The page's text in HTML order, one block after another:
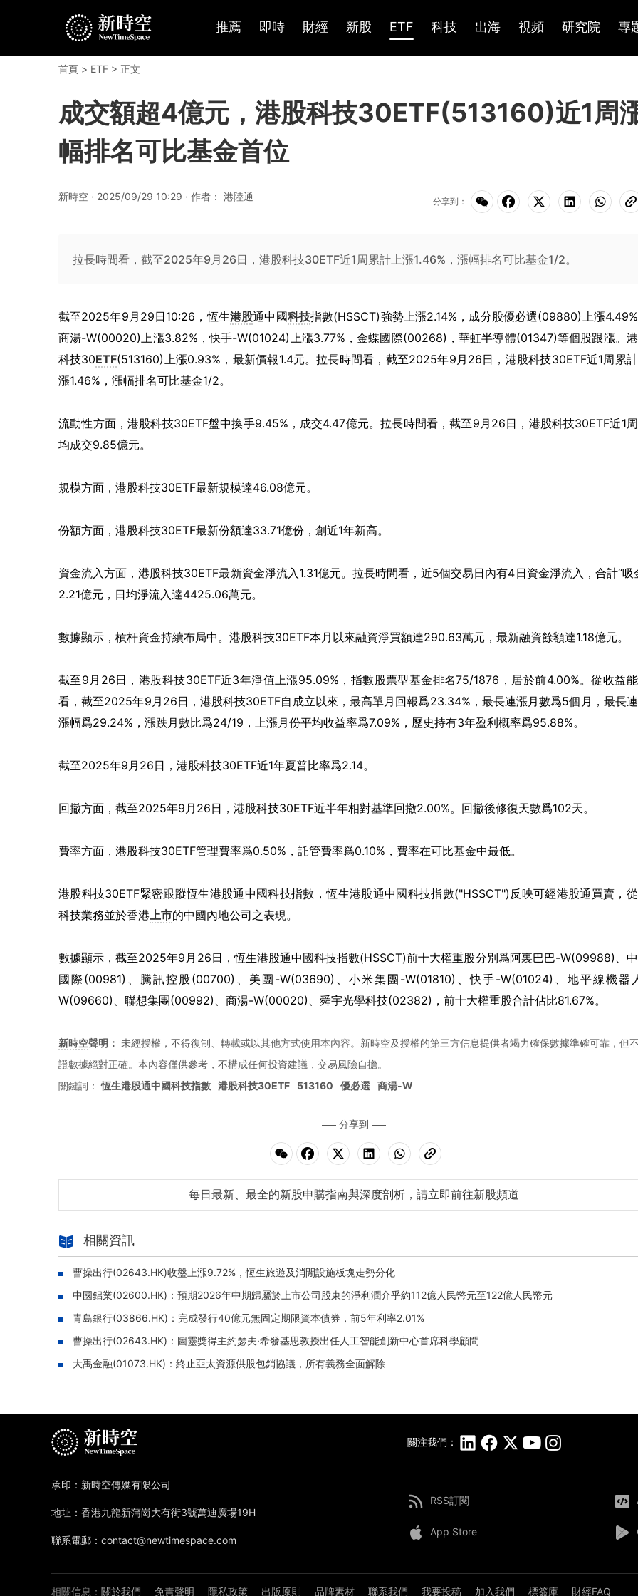
推薦 即時 財經 新股 ETF 科技 出海 視頻 研究院 專
首頁 > ETF > 正文
成交額超4億元，港股科技30ETF(513160)近1周
幅排名可比基金首位
新時空 · 2025/09/29 10:29 · 作者： 港陸通 分享到：
拉長時間看，截至2025年9月26日，港股科技30ETF近1周累計上漲1.46%，漲幅排名可比基金1/2。
截至2025年9月29日10:26，恆生港股通中國科技指數(HSSCT)強勢上漲2.14%，成分股優必選(09880)上漲4.49%
商湯-W(00020)上漲3.82%，快手-W(01024)上漲3.77%，金蝶國際(00268)，華虹半導體(01347)等個股跟漲。
科技30ETF(513160)上漲0.93%，最新價報1.4元。拉長時間看，截至2025年9月26日，港股科技30ETF近1周累
漲1.46%，漲幅排名可比基金1/2。
流動性方面，港股科技30ETF盤中換手9.45%，成交4.47億元。拉長時間看，截至9月26日，港股科技30ETF近1
均成交9.85億元。
規模方面，港股科技30ETF最新規模達46.08億元。
份額方面，港股科技30ETF最新份額達33.71億份，創近1年新高。
資金流入方面，港股科技30ETF最新資金淨流入1.31億元。拉長時間看，近5個交易日內有4日資金淨流入，合計“吸
2.21億元，日均淨流入達4425.06萬元。
數據顯示，槓杆資金持續布局中。港股科技30ETF本月以來融資淨買額達290.63萬元，最新融資餘額達1.18億元。
截至9月26日，港股科技30ETF近3年淨值上漲95.09%，指數股票型基金排名75/1876，居於前4.00%。從收益
看，截至2025年9月26日，港股科技30ETF自成立以來，最高單月回報爲23.34%，最長連漲月數爲5個月，最長
漲幅爲29.24%，漲跌月數比爲24/19，上漲月份平均收益率爲7.09%，歷史持有3年盈利概率爲95.88%。
截至2025年9月26日，港股科技30ETF近1年夏普比率爲2.14。
回撤方面，截至2025年9月26日，港股科技30ETF近半年相對基準回撤2.00%。回撤後修復天數爲102天。
費率方面，港股科技30ETF管理費率爲0.50%，託管費率爲0.10%，費率在可比基金中最低。
港股科技30ETF緊密跟蹤恆生港股通中國科技指數，恆生港股通中國科技指數("HSSCT")反映可經港股通買賣，
科技業務並於香港上市的中國內地公司之表現。
數據顯示，截至2025年9月26日，恆生港股通中國科技指數(HSSCT)前十大權重股分別爲阿裏巴巴-W(09988)、
國際(00981)、騰訊控股(00700)、美團-W(03690)、小米集團-W(01810)、快手-W(01024)、地平線機器
W(09660)、聯想集團(00992)、商湯-W(00020)、舜宇光學科技(02382)，前十大權重股合計佔比81.67%。
新時空聲明： 未經授權，不得復制、轉載或以其他方式使用本內容。新時空及授權的第三方信息提供者竭力確保數據準確可靠，但
證數據絕對正確。本內容僅供參考，不構成任何投資建議，交易風險自擔。
關鍵詞： 恆生港股通中國科技指數 港股科技30ETF 513160 優必選 商湯-W
分享到
每日最新、最全的新股申購指南與深度剖析，請立即前往新股頻道
相關資訊
曹操出行(02643.HK)收盤上漲9.72%，恆生旅遊及消閒設施板塊走勢分化
中國鋁業(02600.HK)：預期2026年中期歸屬於上市公司股東的淨利潤介乎約112億人民幣元至122億人民幣元
青島銀行(03866.HK)：完成發行40億元無固定期限資本債券，前5年利率2.01%
曹操出行(02643.HK)：圖靈獎得主約瑟夫·希發基思教授出任人工智能創新中心首席科學顧問
大禹金融(01073.HK)：終止亞太資源供股包銷協議，所有義務全面解除
關注我們：
RSS訂閱
App Store
相關信息： 關於我們 免責聲明 隱私政策 出版原則 品牌素材 聯系我們 我要投稿 加入我們 標簽庫 財經FAQ
承印：新時空傳媒有限公司
地址：香港九龍新蒲崗大有街3號萬迪廣場19H
聯系電郵：contact@newtimespace.com